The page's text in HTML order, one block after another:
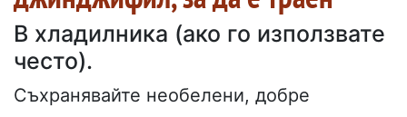
В хладилника (ако го използвате
често).
Съхранявайте необелени, добре